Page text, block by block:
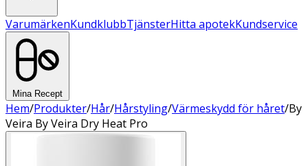
VarumärkenKundklubbTjänsterHitta apotekKundservice
Mina Recept
Hem/Produkter/Hår/Hårstyling/Värmeskydd för håret/By
Veira By Veira Dry Heat Pro